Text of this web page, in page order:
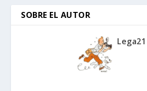
SOBRE EL AUTOR
Lega21